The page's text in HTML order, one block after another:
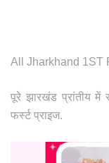
All Jharkhand 1ST
पूरे झारखंड प्रांतीय में
फर्स्ट प्राइज.